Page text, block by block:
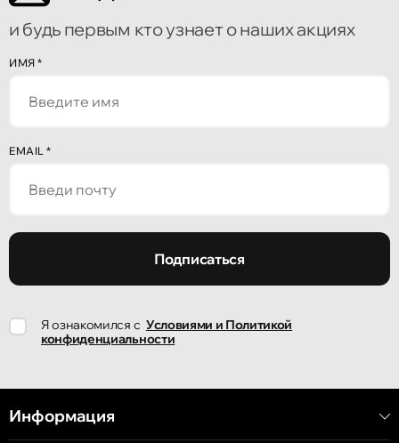
Бульвар Мирча чел Бэтрын 2
улица Ион Крянгэ, 78
Кишинёв
и будь первым кто узнает о наших акциях
ИМЯ *
EMAIL *
Подписаться
Я ознакомился с Условиями и Политикой
конфиденциальности
Информация